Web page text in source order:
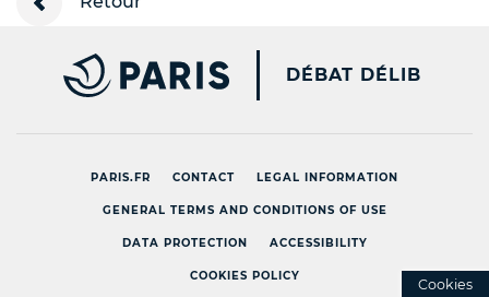
PARIS.FR [NEW
DÉBAT DÉLIB
PARIS.FR CONTACT LEGAL INFORMATION
GENERAL TERMS AND CONDITIONS OF USE
DATA PROTECTION ACCESSIBILITY
COOKIES POLICY